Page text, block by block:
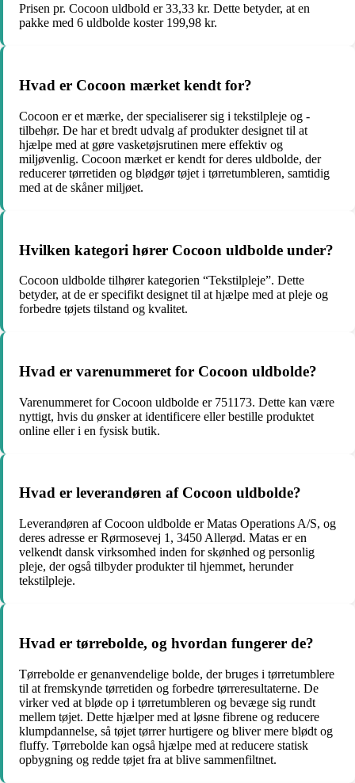
Prisen pr. Cocoon uldbold er 33,33 kr. Dette betyder, at en
pakke med 6 uldbolde koster 199,98 kr.
Hvad er Cocoon mærket kendt for?
Cocoon er et mærke, der specialiserer sig i tekstilpleje og -
tilbehør. De har et bredt udvalg af produkter designet til at
hjælpe med at gøre vasketøjsrutinen mere effektiv og
miljøvenlig. Cocoon mærket er kendt for deres uldbolde, der
reducerer tørretiden og blødgør tøjet i tørretumbleren, samtidig
med at de skåner miljøet.
Hvilken kategori hører Cocoon uldbolde under?
Cocoon uldbolde tilhører kategorien “Tekstilpleje”. Dette
betyder, at de er specifikt designet til at hjælpe med at pleje og
forbedre tøjets tilstand og kvalitet.
Hvad er varenummeret for Cocoon uldbolde?
Varenummeret for Cocoon uldbolde er 751173. Dette kan være
nyttigt, hvis du ønsker at identificere eller bestille produktet
online eller i en fysisk butik.
Hvad er leverandøren af Cocoon uldbolde?
Leverandøren af Cocoon uldbolde er Matas Operations A/S, og
deres adresse er Rørmosevej 1, 3450 Allerød. Matas er en
velkendt dansk virksomhed inden for skønhed og personlig
pleje, der også tilbyder produkter til hjemmet, herunder
tekstilpleje.
Hvad er tørrebolde, og hvordan fungerer de?
Tørrebolde er genanvendelige bolde, der bruges i tørretumblere
til at fremskynde tørretiden og forbedre tørreresultaterne. De
virker ved at bløde op i tørretumbleren og bevæge sig rundt
mellem tøjet. Dette hjælper med at løsne fibrene og reducere
klumpdannelse, så tøjet tørrer hurtigere og bliver mere blødt og
fluffy. Tørrebolde kan også hjælpe med at reducere statisk
opbygning og redde tøjet fra at blive sammenfiltnet.